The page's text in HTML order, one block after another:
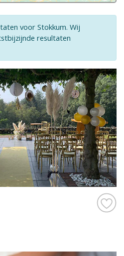
voor Stokkum. Wij
resultaten